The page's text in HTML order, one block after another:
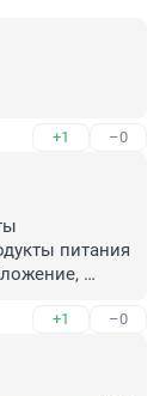
+1 –0
питания
минимум.
+1 –0